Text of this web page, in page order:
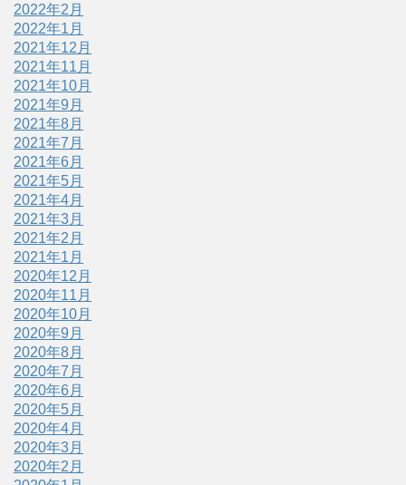
2022年2月
2022年1月
2021年12月
2021年11月
2021年10月
2021年9月
2021年8月
2021年7月
2021年6月
2021年5月
2021年4月
2021年3月
2021年2月
2021年1月
2020年12月
2020年11月
2020年10月
2020年9月
2020年8月
2020年7月
2020年6月
2020年5月
2020年4月
2020年3月
2020年2月